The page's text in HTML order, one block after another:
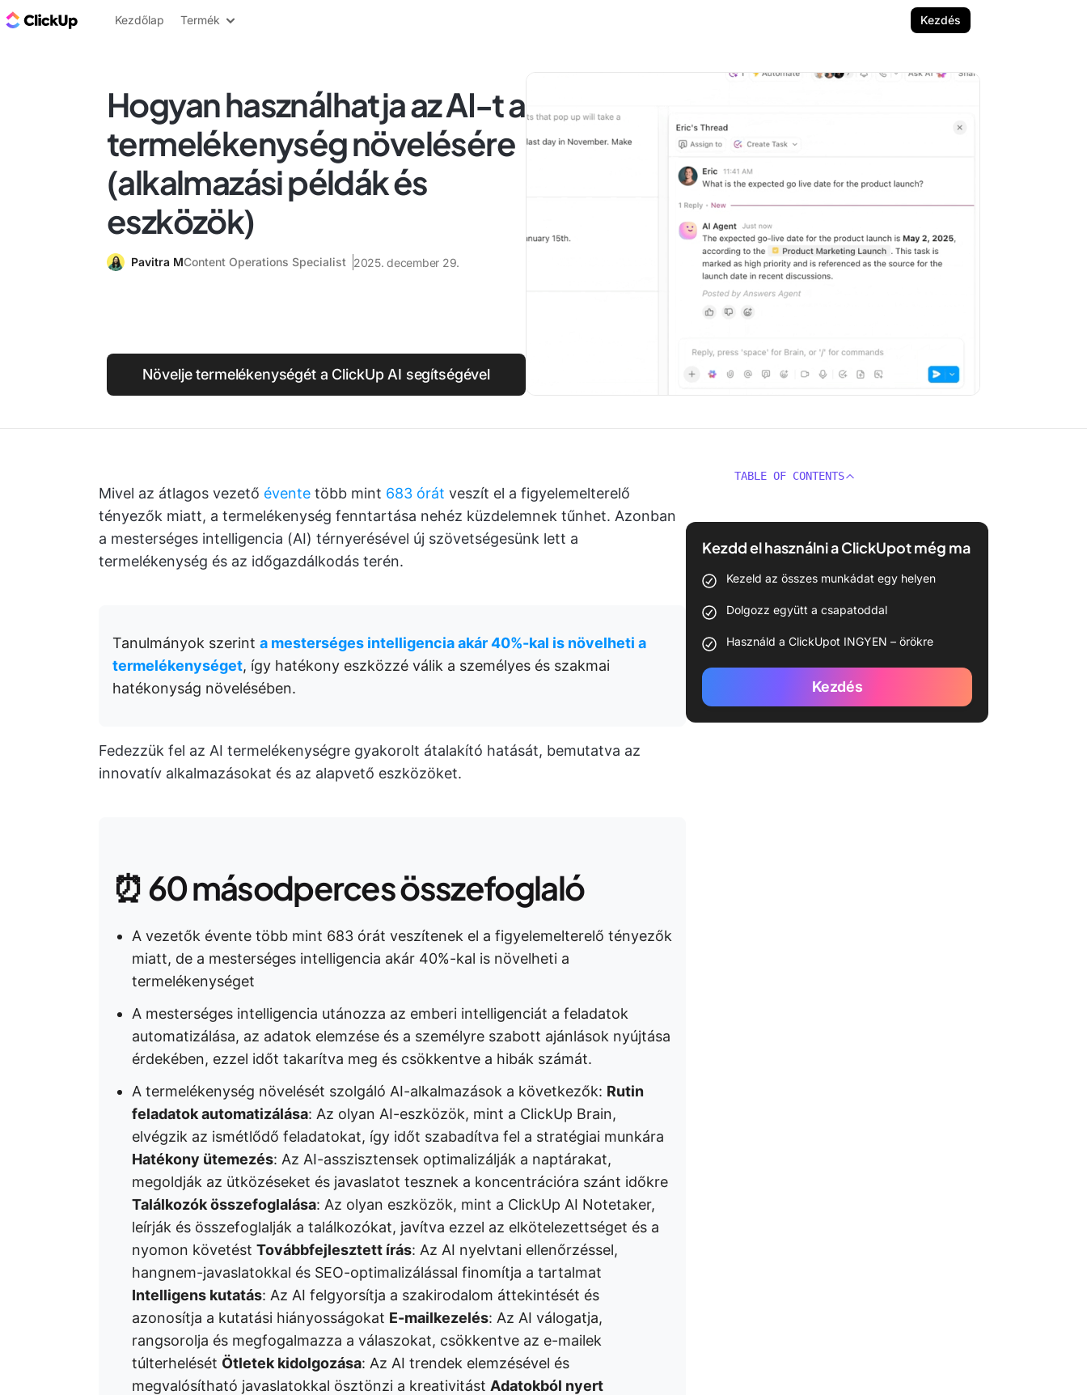
ClickUp blog
Kezdőlap Termék Kezdés
Hogyan használhatja az AI-t a
termelékenység növelésére
(alkalmazási példák és
eszközök)
Pavitra MContent Operations Specialist 2025. december 29.
Növelje termelékenységét a ClickUp AI segítségével
Mivel az átlagos vezető évente több mint 683 órát veszít el a figyelemelterelő
tényezők miatt, a termelékenység fenntartása nehéz küzdelemnek tűnhet. Azonban
a mesterséges intelligencia (AI) térnyerésével új szövetségesünk lett a
termelékenység és az időgazdálkodás terén.
Tanulmányok szerint a mesterséges intelligencia akár 40%-kal is növelheti a
termelékenységet, így hatékony eszközzé válik a személyes és szakmai
hatékonyság növelésében.
Fedezzük fel az AI termelékenységre gyakorolt átalakító hatását, bemutatva az
innovatív alkalmazásokat és az alapvető eszközöket.
⏰ 60 másodperces összefoglaló
A vezetők évente több mint 683 órát veszítenek el a figyelemelterelő tényezők
miatt, de a mesterséges intelligencia akár 40%-kal is növelheti a
termelékenységet
A mesterséges intelligencia utánozza az emberi intelligenciát a feladatok
automatizálása, az adatok elemzése és a személyre szabott ajánlások nyújtása
érdekében, ezzel időt takarítva meg és csökkentve a hibák számát.
A termelékenység növelését szolgáló AI-alkalmazások a következők: Rutin
feladatok automatizálása: Az olyan AI-eszközök, mint a ClickUp Brain,
elvégzik az ismétlődő feladatokat, így időt szabadítva fel a stratégiai munkára
Hatékony ütemezés: Az AI-asszisztensek optimalizálják a naptárakat,
megoldják az ütközéseket és javaslatot tesznek a koncentrációra szánt időkre
Találkozók összefoglalása: Az olyan eszközök, mint a ClickUp AI Notetaker,
leírják és összefoglalják a találkozókat, javítva ezzel az elkötelezettséget és a
nyomon követést Továbbfejlesztett írás: Az AI nyelvtani ellenőrzéssel,
hangnem-javaslatokkal és SEO-optimalizálással finomítja a tartalmat
Intelligens kutatás: Az AI felgyorsítja a szakirodalom áttekintését és
azonosítja a kutatási hiányosságokat E-mailkezelés: Az AI válogatja,
rangsorolja és megfogalmazza a válaszokat, csökkentve az e-mailek
túlterhelését Ötletek kidolgozása: Az AI trendek elemzésével és
megvalósítható javaslatokkal ösztönzi a kreativitást Adatokból nyert
TABLE OF CONTENTS
Kezdd el használni a ClickUpot még ma
Kezeld az összes munkádat egy helyen
Dolgozz együtt a csapatoddal
Használd a ClickUpot INGYEN – örökre
Kezdés